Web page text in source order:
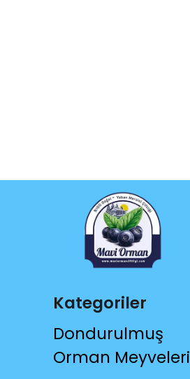
Kategoriler
Dondurulmuş
Orman Meyveleri